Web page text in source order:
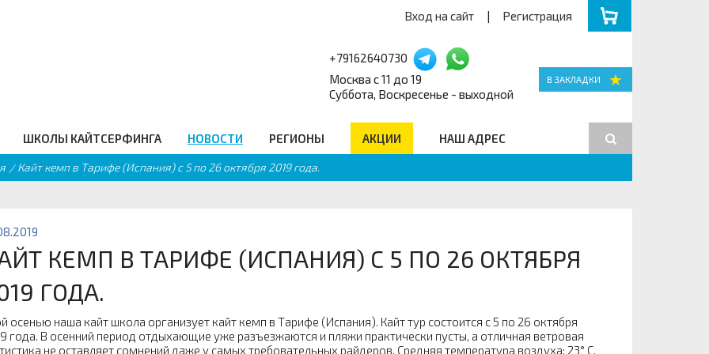
Вход на сайт | Регистрация
+79162640730
Москва с 11 до 19
Суббота, Воскресенье - выходной
Балансборды
Гидро Аксессуары
_
ШКОЛЫ КАЙТСЕРФИНГА НОВОСТИ РЕГИОНЫ АКЦИИ НАШ АДРЕС
Кайт кемп в Тарифе (Испания) с 5 по 26 октября 2019 года.
КЕМП В ТАРИФЕ (ИСПАНИЯ) С 5 ПО 26 ОКТЯБРЯ
ГОДА.
осенью наша кайт школа организует кайт кемп в Тарифе (Испания). Кайт тур состоится с 5 по 26 октября
года. В осенний период отдыхающие уже разъезжаются и пляжи практически пусты, а отличная ветровая
не оставляет сомнений даже у самых требовательных райдеров. Средняя температура воздуха: 23° С,